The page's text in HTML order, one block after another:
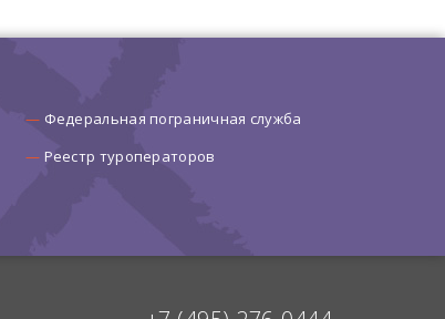
Федеральная пограничная служба
Реестр туроператоров